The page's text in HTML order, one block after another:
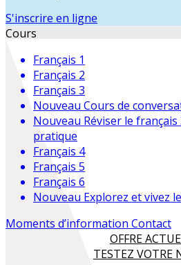
S'inscrire en ligne
Cours
Français 1
Français 2
Français 3
Nouveau Cours de
Nouveau Réviser le
pratique
Français 4
Français 5
Français 6
Nouveau Explorez et vivez
Moments d’information Contact
OFFRE
TESTEZ VOTRE